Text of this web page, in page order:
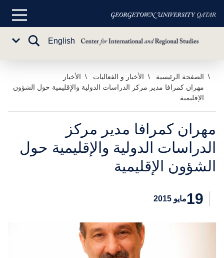
تخطي
المحتوى
الرئيسي
القائمة
English
تبديل
الصفحة الرئيسية الأخبار و الفعاليات
الأخبار
مهران كمرافا مدير مركز الدراسات الدولية والإقليمية حول الشؤون
الإقليمية
مهران كمرافا مدير مركز
الدراسات الدولية والإقليمية حول
الشؤون الإقليمية
19مايو 2015